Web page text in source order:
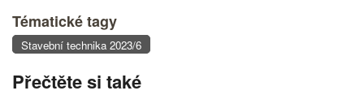
Tématické tagy
Stavební technika 2023/6
Přečtěte si také